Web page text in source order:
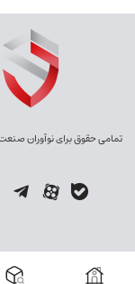
تمامی حقوق برای نوآوران